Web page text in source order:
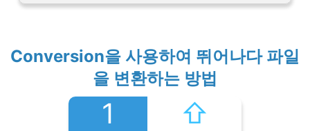
Conversion을 사용하여 뛰어나다 파일
을 변환하는 방법
1 ⇧︎